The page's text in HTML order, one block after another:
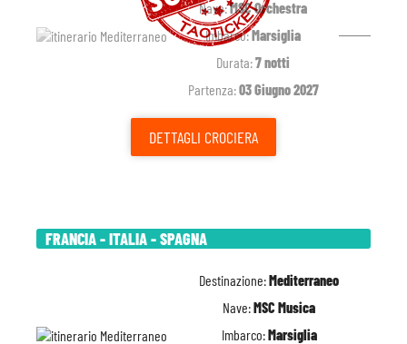
Nave:MSC Orchestra
Imbarco:Marsiglia
Durata:7 notti
Partenza:03 Giugno 2027
DETTAGLI CROCIERA
FRANCIA - ITALIA - SPAGNA
Destinazione:Mediterraneo
Nave:MSC Musica
Imbarco:Marsiglia